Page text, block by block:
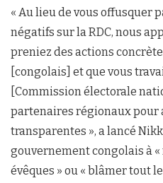
« Au lieu de vous offusquer
négatifs sur la RDC, nous
preniez des actions
[congolais] et que vous
[Commission électorale
partenaires régionaux pour
transparentes », a lancé
gouvernement congolais à
évêques » ou « blâmer tout